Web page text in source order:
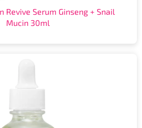
Revive Serum Ginseng + Snail
Mucin 30ml